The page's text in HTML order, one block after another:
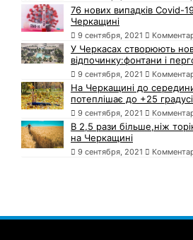
76 нових випадків Covid-
Черкащині
9 сентября, 2021
У Черкасах створюють
відпочинку:фонтани і
9 сентября, 2021
На Черкащині до
потеплішає до +25
9 сентября, 2021
В 2,5 рази більше,ніж
на Черкащині
9 сентября, 2021